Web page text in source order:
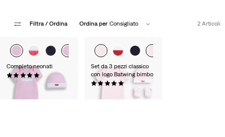
Filtra/ Ordina Ordina per Consigliato 2 Articoli
Completo neonati
(0)
€ 27,00
Set da 3 pezzi classico
con logo Batwing bimbo